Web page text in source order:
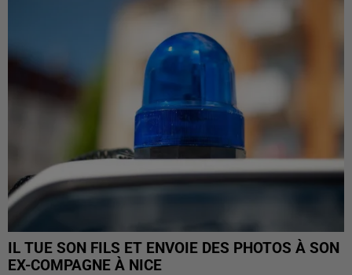
IL TUE SON FILS ET ENVOIE DES PHOTOS À SON
EX-COMPAGNE À NICE